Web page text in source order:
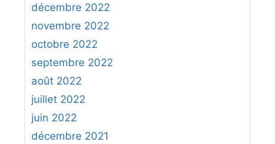
décembre 2022
novembre 2022
octobre 2022
septembre 2022
août 2022
juillet 2022
juin 2022
décembre 2021